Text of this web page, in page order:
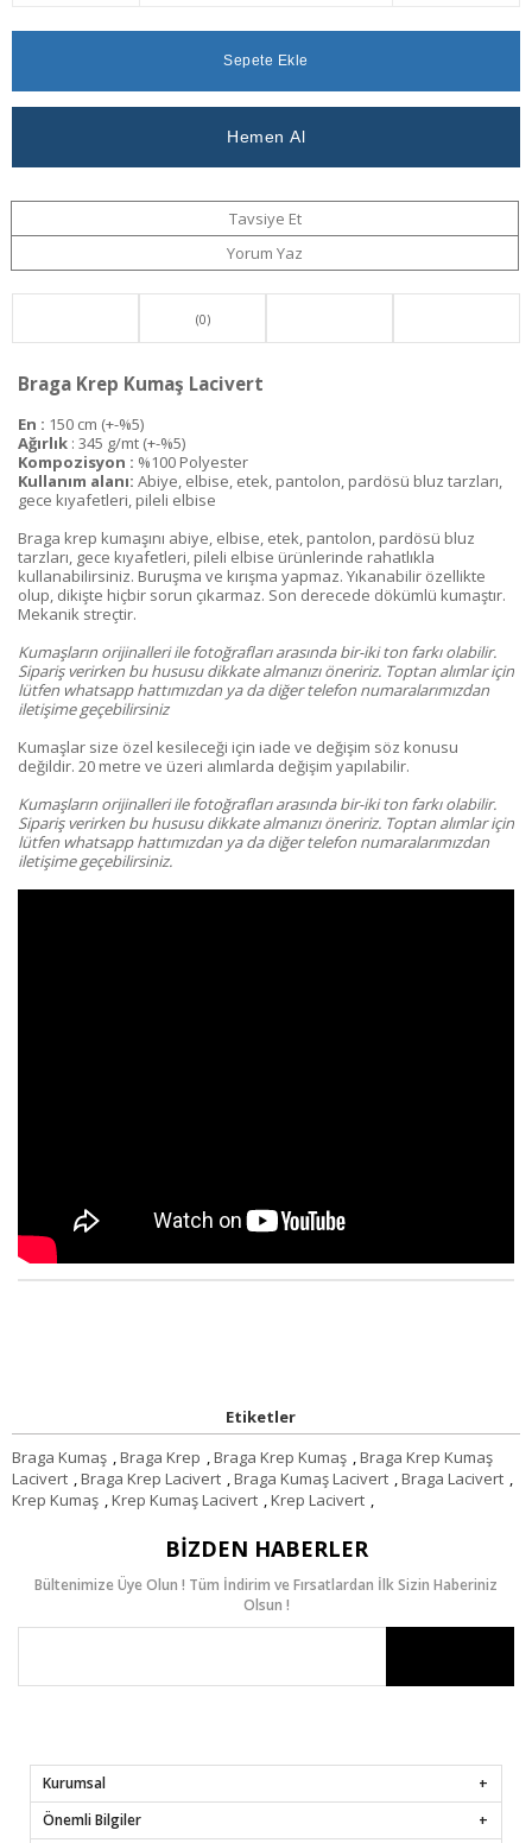
Ver
Tavsiye Et
Yorum Yaz
(0)
Braga Krep Kumaş Lacivert
En : 150 cm (+-%5)
Ağırlık : 345 g/mt (+-%5)
Kompozisyon : %100 Polyester
Kullanım alanı: Abiye, elbise, etek, pantolon, pardösü bluz tarzları,
gece kıyafetleri, pileli elbise
Braga krep kumaşını abiye, elbise, etek, pantolon, pardösü bluz
tarzları, gece kıyafetleri, pileli elbise ürünlerinde rahatlıkla
kullanabilirsiniz. Buruşma ve kırışma yapmaz. Yıkanabilir özellikte
olup, dikişte hiçbir sorun çıkarmaz. Son derecede dökümlü kumaştır.
Mekanik streçtir.
Kumaşların orijinalleri ile fotoğrafları arasında bir-iki ton farkı olabilir.
Sipariş verirken bu hususu dikkate almanızı öneririz. Toptan alımlar için
lütfen whatsapp hattımızdan ya da diğer telefon numaralarımızdan
iletişime geçebilirsiniz
Kumaşlar size özel kesileceği için iade ve değişim söz konusu
değildir. 20 metre ve üzeri alımlarda değişim yapılabilir.
Kumaşların orijinalleri ile fotoğrafları arasında bir-iki ton farkı olabilir.
Sipariş verirken bu hususu dikkate almanızı öneririz. Toptan alımlar için
lütfen whatsapp hattımızdan ya da diğer telefon numaralarımızdan
iletişime geçebilirsiniz.
Etiketler
Braga Kumaş ,Braga Krep ,Braga Krep Kumaş ,Braga Krep Kumaş
Lacivert ,Braga Krep Lacivert ,Braga Kumaş Lacivert ,Braga Lacivert ,
Krep Kumaş ,Krep Kumaş Lacivert ,Krep Lacivert ,
BIZDEN HABERLER
Bültenimize Üye Olun ! Tüm İndirim ve Fırsatlardan İlk Sizin Haberiniz
Olsun !
Kurumsal
Önemli Bilgiler